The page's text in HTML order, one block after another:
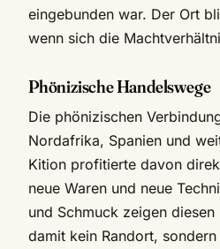
eingebunden war. Der Ort
wenn sich die
Phönizische Handelswege
Die phönizischen
Nordafrika, Spanien und
Kition profitierte davon
neue Waren und neue
und Schmuck zeigen
damit kein Randort,